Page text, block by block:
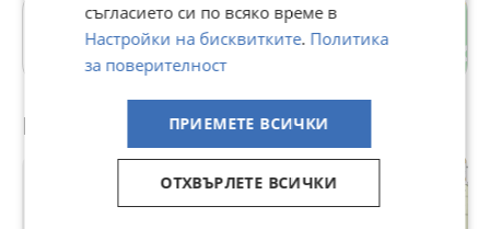
гр. Пазарджик
Пазарджик
Препоръчани за теб
съгласието си по всяко време в
Настройки на бисквитките. Политика
за поверителност
ПРИЕМЕТЕ ВСИЧКИ
ОТХВЪРЛЕТЕ ВСИЧКИ